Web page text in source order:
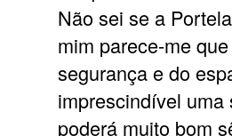
Não sei se a
mim parece-me
segurança e do
imprescindível
poderá muito bom